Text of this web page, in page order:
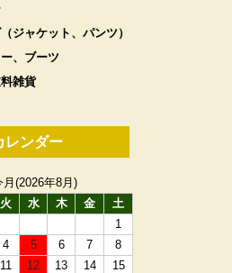
ジャケット、パンツ）
、ブーツ
雑貨
レンダー
月(2026年8月)
火 水 木 金
土
1
4 5 6 7
8
11 12 13 14
15